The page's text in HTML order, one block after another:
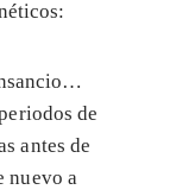
de
antes de
nuevo a